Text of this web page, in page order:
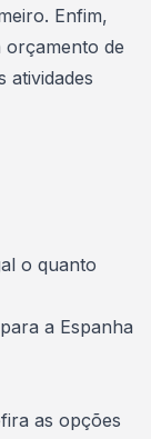
Enfim,
de
atividades
o quanto
a Espanha
as opções